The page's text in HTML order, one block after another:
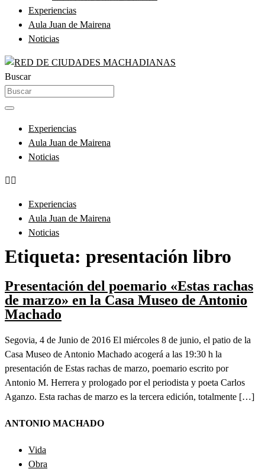
Experiencias
Aula Juan de Mairena
Noticias
Buscar
Experiencias
Aula Juan de Mairena
Noticias
Experiencias
Aula Juan de Mairena
Noticias
Etiqueta: presentación libro
Presentación del poemario «Estas rachas
de marzo» en la Casa Museo de Antonio
Machado
Segovia, 4 de Junio de 2016 El miércoles 8 de junio, el patio de la
Casa Museo de Antonio Machado acogerá a las 19:30 h la
presentación de Estas rachas de marzo, poemario escrito por
Antonio M. Herrera y prologado por el periodista y poeta Carlos
Aganzo. Esta rachas de marzo es la tercera edición, totalmente […]
ANTONIO MACHADO
Vida
Obra